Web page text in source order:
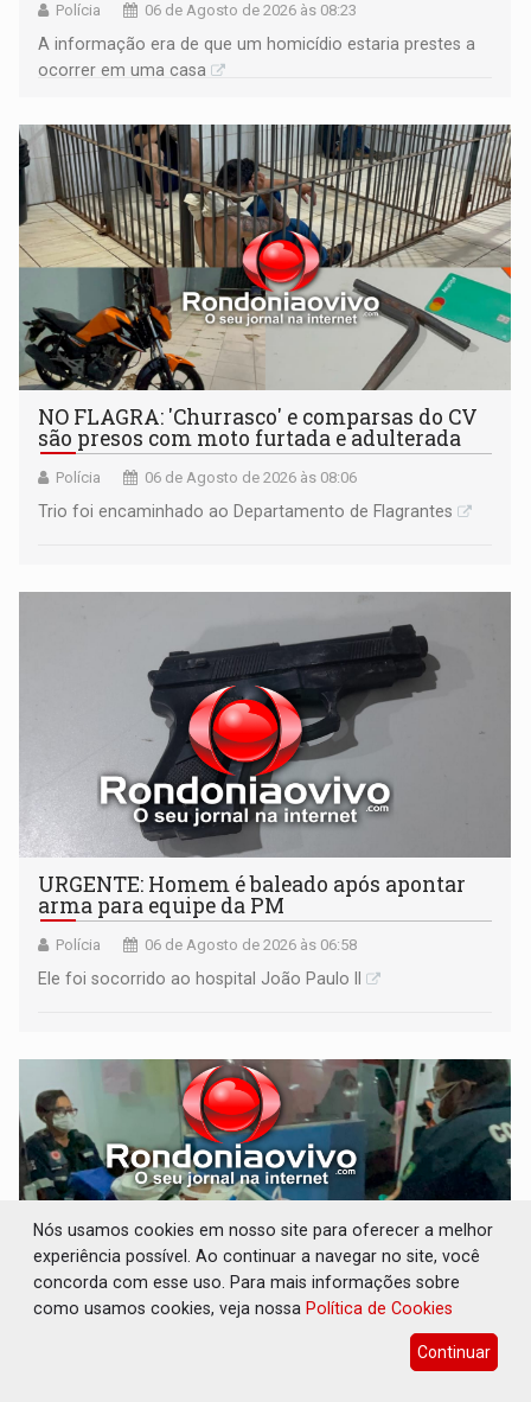
Polícia 06 de Agosto de 2026 às 08:23
A informação era de que um homicídio estaria prestes a
ocorrer em uma casa
NO FLAGRA: 'Churrasco' e comparsas do CV
são presos com moto furtada e adulterada
Polícia 06 de Agosto de 2026 às 08:06
Trio foi encaminhado ao Departamento de Flagrantes
URGENTE: Homem é baleado após apontar
arma para equipe da PM
Polícia 06 de Agosto de 2026 às 06:58
Ele foi socorrido ao hospital João Paulo II
GRAVE: Homem é esfaqueado no peito
Nós usamos cookies em nosso site para oferecer a melhor
experiência possível. Ao continuar a navegar no site, você
concorda com esse uso. Para mais informações sobre
como usamos cookies, veja nossa Política de Cookies
Continuar